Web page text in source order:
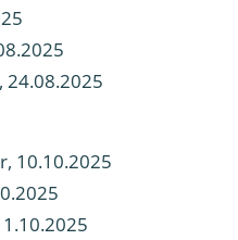
24.08.2025
10.10.2025